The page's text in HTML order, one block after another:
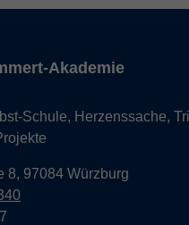
Akademie
Schule, Herzenssache,
8, 97084 Würzburg